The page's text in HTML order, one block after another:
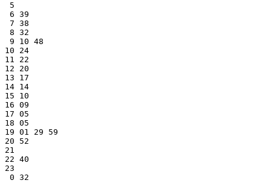
5
6 39
7 38
8 32
9 10 48
10 24
11 22
12 20
13 17
14 14
15 10
16 09
17 05
18 05
19 01 29 59
20 52
21
22 40
23
0 32